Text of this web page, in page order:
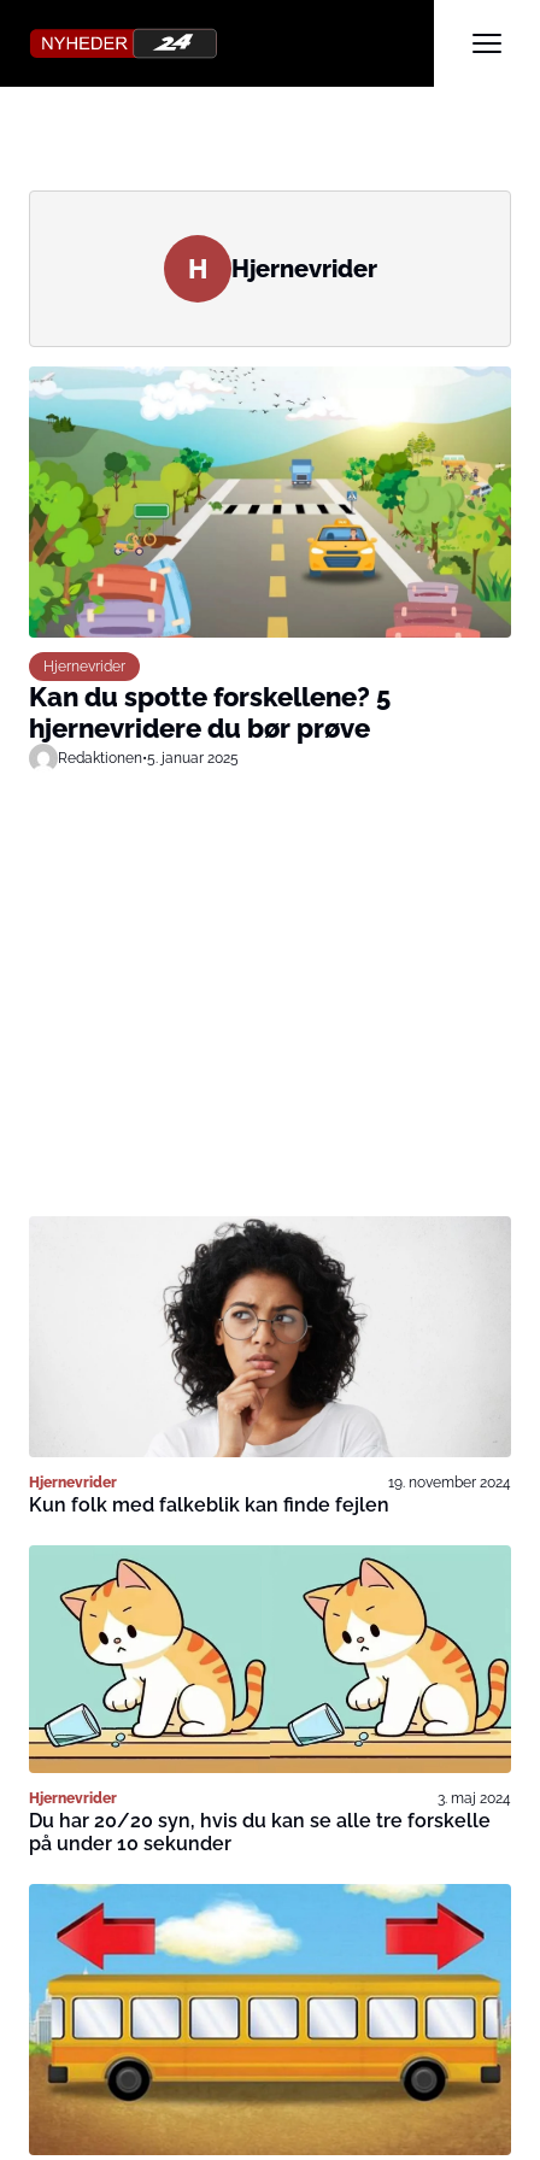
H Hjernevrider
Hjernevrider
Kan du spotte forskellene? 5
hjernevridere du bør prøve
Redaktionen•5. januar 2025
Hjernevrider 19. november 2024
Kun folk med falkeblik kan finde fejlen
Hjernevrider 3. maj 2024
Du har 20/20 syn, hvis du kan se alle tre forskelle
på under 10 sekunder